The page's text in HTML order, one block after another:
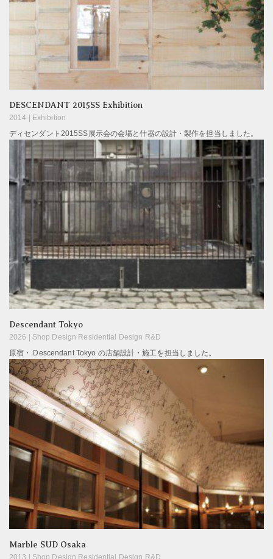
DESCENDANT 2015SS Exhibition
2014 | Exhibition
ディセンダント2015SS展示会の会場と什器の設計・製作を担当しました。
Descendant Tokyo
2026 | Shop Design Residential Design R&D
原宿・ Descendant Tokyo の店舗設計・施工を担当しました。
Marble SUD Osaka
2013 | Shop Design Residential Design R&D